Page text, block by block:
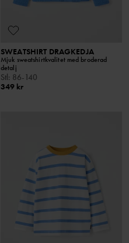
SWEATSHIRT DRAGKEDJA
Mjuk sweatshirtkvalitet med broderad
detalj
Stl: 86-140
349 kr